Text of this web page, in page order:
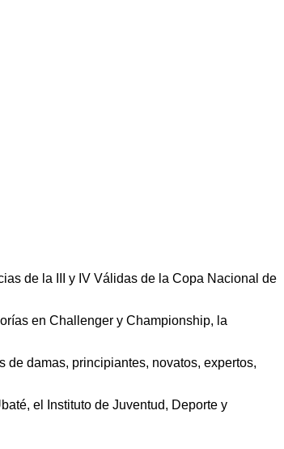
de la III y IV Válidas de la Copa Nacional de
en Challenger y Championship, la
damas, principiantes, novatos, expertos,
el Instituto de Juventud, Deporte y